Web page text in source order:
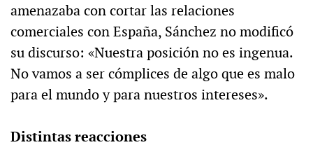
amenazaba con cortar las relaciones
comerciales con España, Sánchez no modificó
su discurso: «Nuestra posición no es ingenua.
No vamos a ser cómplices de algo que es malo
para el mundo y para nuestros intereses».
Distintas reacciones